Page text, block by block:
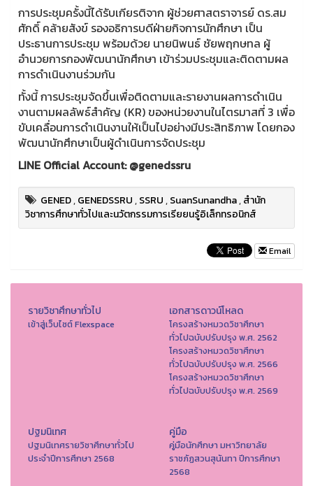
การประชุมครั้งนี้ได้รับเกียรติจาก ผู้ช่วยศาสตราจารย์ ดร.สม
ศักดิ์ คล้ายสังข์ รองอธิการบดีฝ่ายกิจการนักศึกษา เป็น
ประธานการประชุม พร้อมด้วย นายนิพนธ์ ชัยพฤกษทล ผู้
อำนวยการกองพัฒนานักศึกษา เข้าร่วมประชุมและติดตามผล
การดำเนินงานร่วมกัน
ทั้งนี้ การประชุมจัดขึ้นเพื่อติดตามและรายงานผลการดำเนิน
งานตามผลลัพธ์สำคัญ (KR) ของหน่วยงานในไตรมาสที่ 3 เพื่อ
ขับเคลื่อนการดำเนินงานให้เป็นไปอย่างมีประสิทธิภาพ โดยกอง
พัฒนานักศึกษาเป็นผู้ดำเนินการจัดประชุม
LINE Official Account: @genedssru
GENED,GENEDSSRU,SSRU,SuanSunandha,สำนัก
วิชาการศึกษาทั่วไปและนวัตกรรมการเรียยนรู้อิเล็กทรอนิกส์
Email
รายวิชาศึกษาทั่วไป
เข้าสู่เว็บไซต์ Flexspace
เอกสารดาวน์โหลด
โครงสร้างหมวดวิชาศึกษา
ทั่วไปฉบับปรับปรุง พ.ศ. 2562
โครงสร้างหมวดวิชาศึกษา
ทั่วไปฉบับปรับปรุง พ.ศ. 2566
โครงสร้างหมวดวิชาศึกษา
ทั่วไปฉบับปรับปรุง พ.ศ. 2569
ปฐมนิเทศ
ปฐมนิเทศรายวิชาศึกษาทั่วไป
ประจำปีการศึกษา 2568
คู่มือ
คู่มือนักศึกษา มหาวิทยาลัย
ราชภัฏสวนสุนันทา ปีการศึกษา
2568